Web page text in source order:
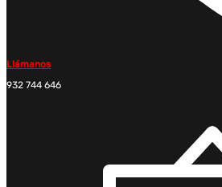
Llámanos
932 744 646